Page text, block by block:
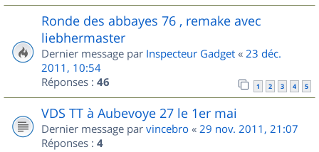
Ronde des abbayes 76 , remake avec
liebhermaster
Dernier message par Inspecteur Gadget « 23 déc.
2011, 10:54
Réponses : 46 1 2 3 4 5
VDS TT à Aubevoye 27 le 1er mai
Dernier message par vincebro « 29 nov. 2011, 21:07
Réponses : 4